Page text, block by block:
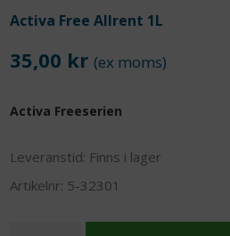
Activa Free Allrent 1L
35,00 kr (ex moms)
Activa Freeserien
Leveranstid: Finns i lager
Artikelnr: 5-32301